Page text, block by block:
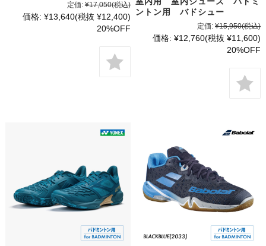
定価: ¥17,050(税込)
価格: ¥13,640(税抜 ¥12,400)
20%OFF
ントン用 バドシュー
定価: ¥15,950(税込)
価格: ¥12,760(税抜 ¥11,600)
20%OFF